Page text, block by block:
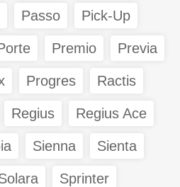
Passo Pick-Up
Premio Previa
Progres Ractis
Regius Regius Ace
Sienna Sienta
Sprinter